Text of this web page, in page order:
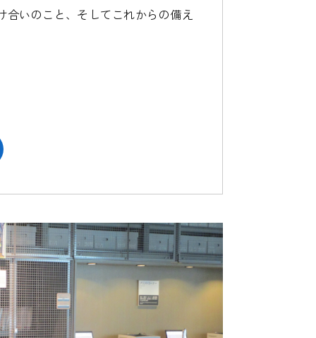
いのこと、そしてこれからの備え